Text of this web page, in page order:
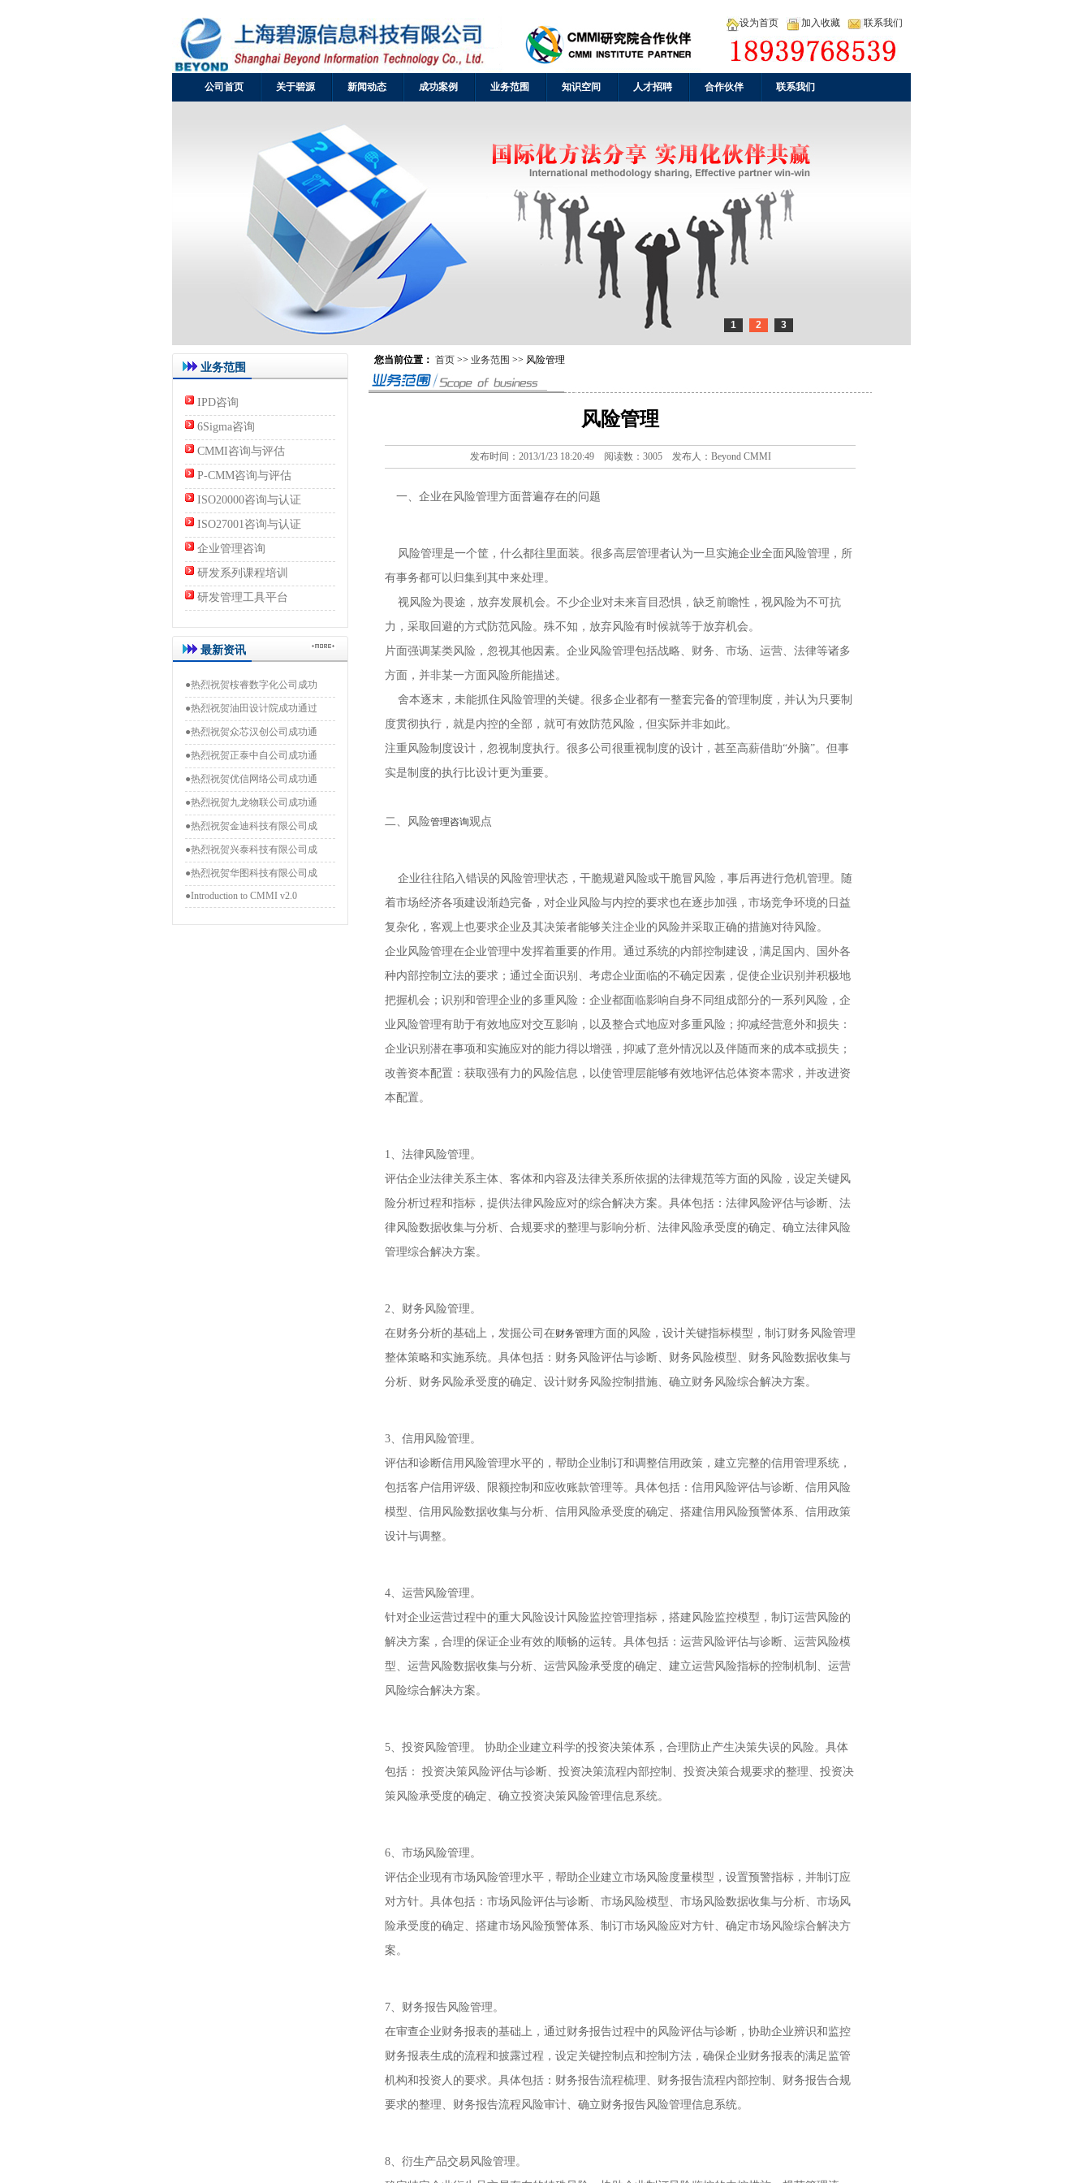
设为首页 加入收藏 联系我们
公司首页 关于碧源 新闻动态 成功案例 业务范围 知识空间 人才招聘 合作伙伴 联系我们
1 2 3
业务范围
IPD咨询
6Sigma咨询
CMMI咨询与评估
P-CMM咨询与评估
ISO20000咨询与认证
ISO27001咨询与认证
企业管理咨询
研发系列课程培训
研发管理工具平台
最新资讯
●热烈祝贺桉睿数字化公司成功
●热烈祝贺油田设计院成功通过
●热烈祝贺众芯汉创公司成功通
●热烈祝贺正泰中自公司成功通
●热烈祝贺优信网络公司成功通
●热烈祝贺九龙物联公司成功通
●热烈祝贺金迪科技有限公司成
●热烈祝贺兴泰科技有限公司成
●热烈祝贺华图科技有限公司成
●Introduction to CMMI v2.0
您当前位置： 首页 >> 业务范围 >> 风险管理
风险管理
发布时间：2013/1/23 18:20:49 阅读数：3005 发布人：Beyond CMMI
一、企业在风险管理方面普遍存在的问题
风险管理是一个筐，什么都往里面装。很多高层管理者认为一旦实施企业全面风险管理，所
有事务都可以归集到其中来处理。
视风险为畏途，放弃发展机会。不少企业对未来盲目恐惧，缺乏前瞻性，视风险为不可抗
力，采取回避的方式防范风险。殊不知，放弃风险有时候就等于放弃机会。
片面强调某类风险，忽视其他因素。企业风险管理包括战略、财务、市场、运营、法律等诸多
方面，并非某一方面风险所能描述。
舍本逐末，未能抓住风险管理的关键。很多企业都有一整套完备的管理制度，并认为只要制
度贯彻执行，就是内控的全部，就可有效防范风险，但实际并非如此。
注重风险制度设计，忽视制度执行。很多公司很重视制度的设计，甚至高薪借助“外脑”。但事
实是制度的执行比设计更为重要。
二、风险管理咨询观点
企业往往陷入错误的风险管理状态，干脆规避风险或干脆冒风险，事后再进行危机管理。随
着市场经济各项建设渐趋完备，对企业风险与内控的要求也在逐步加强，市场竞争环境的日益
复杂化，客观上也要求企业及其决策者能够关注企业的风险并采取正确的措施对待风险。
企业风险管理在企业管理中发挥着重要的作用。通过系统的内部控制建设，满足国内、国外各
种内部控制立法的要求；通过全面识别、考虑企业面临的不确定因素，促使企业识别并积极地
把握机会；识别和管理企业的多重风险：企业都面临影响自身不同组成部分的一系列风险，企
业风险管理有助于有效地应对交互影响，以及整合式地应对多重风险；抑减经营意外和损失：
企业识别潜在事项和实施应对的能力得以增强，抑减了意外情况以及伴随而来的成本或损失；
改善资本配置：获取强有力的风险信息，以使管理层能够有效地评估总体资本需求，并改进资
本配置。
1、法律风险管理。
评估企业法律关系主体、客体和内容及法律关系所依据的法律规范等方面的风险，设定关键风
险分析过程和指标，提供法律风险应对的综合解决方案。具体包括：法律风险评估与诊断、法
律风险数据收集与分析、合规要求的整理与影响分析、法律风险承受度的确定、确立法律风险
管理综合解决方案。
2、财务风险管理。
在财务分析的基础上，发掘公司在财务管理方面的风险，设计关键指标模型，制订财务风险管理
整体策略和实施系统。具体包括：财务风险评估与诊断、财务风险模型、财务风险数据收集与
分析、财务风险承受度的确定、设计财务风险控制措施、确立财务风险综合解决方案。
3、信用风险管理。
评估和诊断信用风险管理水平的，帮助企业制订和调整信用政策，建立完整的信用管理系统，
包括客户信用评级、限额控制和应收账款管理等。具体包括：信用风险评估与诊断、信用风险
模型、信用风险数据收集与分析、信用风险承受度的确定、搭建信用风险预警体系、信用政策
设计与调整。
4、运营风险管理。
针对企业运营过程中的重大风险设计风险监控管理指标，搭建风险监控模型，制订运营风险的
解决方案，合理的保证企业有效的顺畅的运转。具体包括：运营风险评估与诊断、运营风险模
型、运营风险数据收集与分析、运营风险承受度的确定、建立运营风险指标的控制机制、运营
风险综合解决方案。
5、投资风险管理。 协助企业建立科学的投资决策体系，合理防止产生决策失误的风险。具体
包括： 投资决策风险评估与诊断、投资决策流程内部控制、投资决策合规要求的整理、投资决
策风险承受度的确定、确立投资决策风险管理信息系统。
6、市场风险管理。
评估企业现有市场风险管理水平，帮助企业建立市场风险度量模型，设置预警指标，并制订应
对方针。具体包括：市场风险评估与诊断、市场风险模型、市场风险数据收集与分析、市场风
险承受度的确定、搭建市场风险预警体系、制订市场风险应对方针、确定市场风险综合解决方
案。
7、财务报告风险管理。
在审查企业财务报表的基础上，通过财务报告过程中的风险评估与诊断，协助企业辨识和监控
财务报表生成的流程和披露过程，设定关键控制点和控制方法，确保企业财务报表的满足监管
机构和投资人的要求。具体包括：财务报告流程梳理、财务报告流程内部控制、财务报告合规
要求的整理、财务报告流程风险审计、确立财务报告风险管理信息系统。
8、衍生产品交易风险管理。